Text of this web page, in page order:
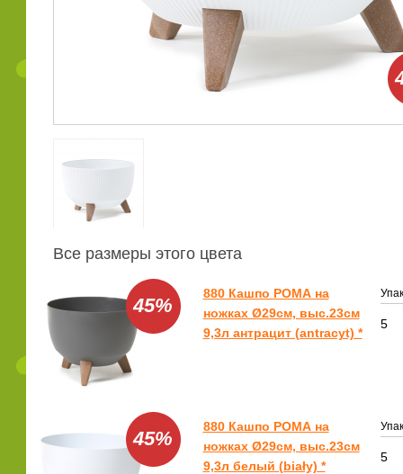
Все размеры этого цвета
45%
880 Кашпо РОМА на
ножках Ø29см, выс.23см
9,3л антрацит (antracyt) *
5
45%
880 Кашпо РОМА на
ножках Ø29см, выс.23см
9,3л белый (biały) *
5